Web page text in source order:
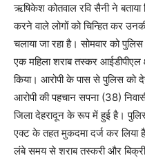
ऋषिकेश कोतवाल रवि सैनी ने
करने वाले लोगों को चिन्हित कर
चलाया जा रहा है। सोमवार को
एक महिला शराब तस्कर आईडीपीएल
किया। आरोपी के पास से पुलिस को
आरोपी की पहचान सपना (38)
जिला देहरादून के रूप में हुई है।
एक्ट के तहत मुकदमा दर्ज कर लिया
लंबे समय से शराब तस्करी और